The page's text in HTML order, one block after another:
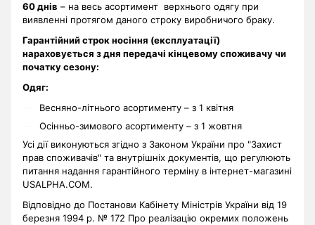
60 днів – на весь асортимент верхнього одягу при
виявленні протягом даного строку виробничого браку.
Гарантійний строк носіння (експлуатації)
нараховується з дня передачі кінцевому споживачу чи
початку сезону:
Одяг:
Весняно-літнього асортименту – з 1 квітня
Осінньо-зимового асортименту – з 1 жовтня
Усі дії виконуються згідно з Законом України про "Захист
прав споживачів" та внутрішніх документів, що регулюють
питання надання гарантійного терміну в інтернет-магазині
USALPHA.COM.
Відповідно до Постанови Кабінету Міністрів України від 19
березня 1994 р. № 172 Про реалізацію окремих положень